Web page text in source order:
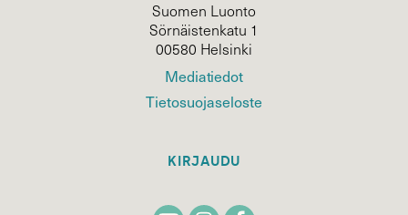
Suomen Luonto
Sörnäistenkatu 1
00580 Helsinki
Mediatiedot
Tietosuojaseloste
KIRJAUDU